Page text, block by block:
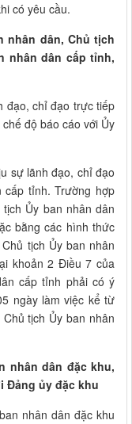
có yêu cầu.
nhân dân, Chủ tịch
nhân dân cấp tỉnh,
đạo, chỉ đạo trực tiếp
độ báo cáo với Ủy
sự lãnh đạo, chỉ đạo
tỉnh. Trường hợp
Ủy ban nhân dân
bằng các hình thức
tịch Ủy ban nhân
khoản 2 Điều 7 của
cấp tỉnh phải có ý
ngày làm việc kể từ
tịch Ủy ban nhân
nhân dân đặc khu,
Đảng ủy đặc khu
nhân dân đặc khu